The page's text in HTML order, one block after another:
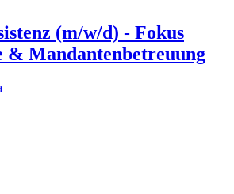
(m/w/d) - Fokus
& Mandantenbetreuung